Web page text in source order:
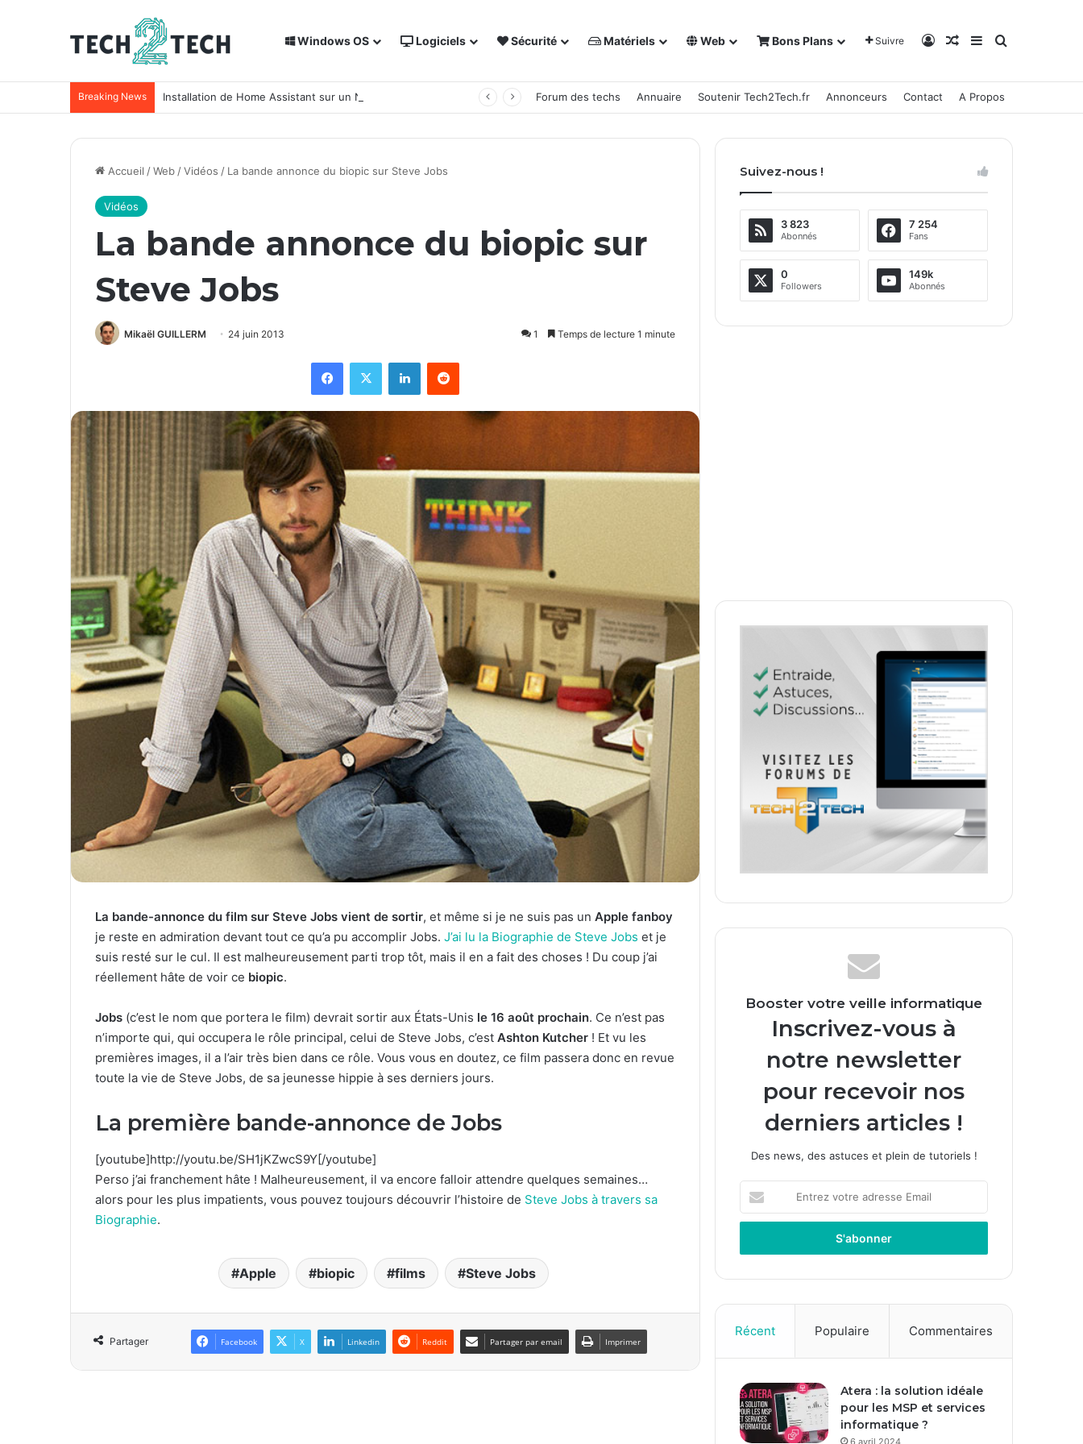
Windows OS Logiciels Sécurité Matériels Web Bons Plans Suivre Connexion
Article Aléatoire
Sidebar (barre
Rechercher
Breaking News Installation de Home Assistant sur un NAS Synology Forum des techs Annuaire Soutenir Tech2Tech.fr Annonceurs Contact A Propos
Accueil /Web /Vidéos / La bande annonce du biopic sur Steve Jobs
Vidéos
La bande annonce du biopic sur
Steve Jobs
Mikaël GUILLERM 24 juin 2013 1 Temps de lecture 1 minute
La bande-annonce du film sur Steve Jobs vient de sortir, et même si je ne suis pas un Apple fanboy
je reste en admiration devant tout ce qu’a pu accomplir Jobs. J’ai lu la Biographie de Steve Jobs et je
suis resté sur le cul. Il est malheureusement parti trop tôt, mais il en a fait des choses ! Du coup j’ai
réellement hâte de voir ce biopic.
Jobs (c’est le nom que portera le film) devrait sortir aux États-Unis le 16 août prochain. Ce n’est pas
n’importe qui, qui occupera le rôle principal, celui de Steve Jobs, c’est Ashton Kutcher ! Et vu les
premières images, il a l’air très bien dans ce rôle. Vous vous en doutez, ce film passera donc en revue
toute la vie de Steve Jobs, de sa jeunesse hippie à ses derniers jours.
La première bande-annonce de Jobs
[youtube]http://youtu.be/SH1jKZwcS9Y[/youtube]
Perso j’ai franchement hâte ! Malheureusement, il va encore falloir attendre quelques semaines…
alors pour les plus impatients, vous pouvez toujours découvrir l’histoire de Steve Jobs à travers sa
Biographie.
Apple biopic films Steve Jobs
Partager Facebook X Linkedin Reddit Partager par email Imprimer
Suivez-nous !
3 823
Abonnés
7 254
Fans
0
Followers
149k
Abonnés
Booster votre veille informatique
Inscrivez-vous à
notre newsletter
pour recevoir nos
derniers articles !
Des news, des astuces et plein de tutoriels !
t
e
o
t
e
d
r
e
Récent Populaire Commentaires
Atera : la solution idéale
pour les MSP et services
informatique ?
6 avril 2024